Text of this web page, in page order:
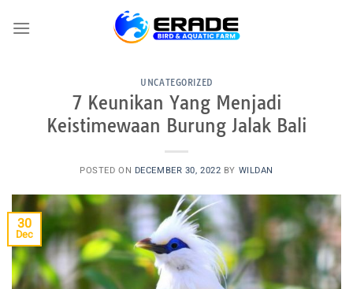
UNCATEGORIZED
7 Keunikan Yang Menjadi
Keistimewaan Burung Jalak Bali
POSTED ON DECEMBER 30, 2022 BY WILDAN
30
Dec